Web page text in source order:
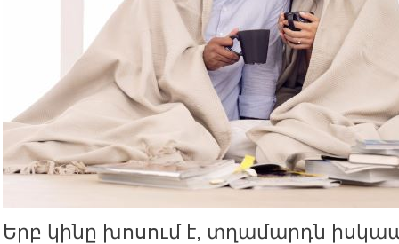
Երբ կինը խոսում է, տղամարդն